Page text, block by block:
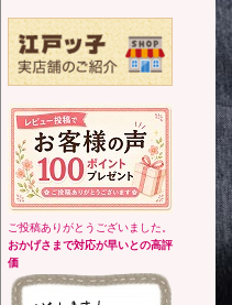
ご投稿ありがとうございました。
おかげさまで対応が早いとの高評
価